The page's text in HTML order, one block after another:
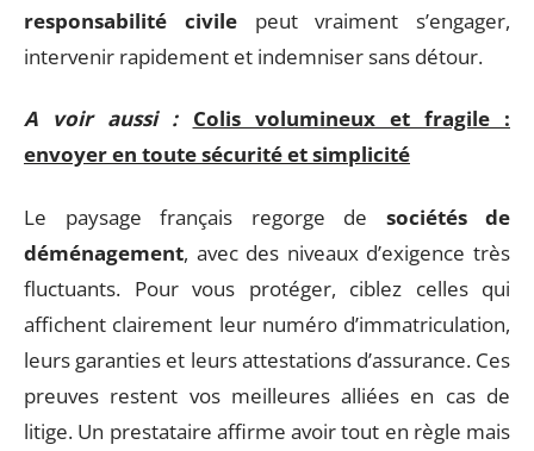
responsabilité civilepeut vraiment s’engager,
intervenir rapidement et indemniser sans détour.
A voir aussi : Colis volumineux et fragile :
envoyer en toute sécurité et simplicité
Le paysage français regorge de sociétés de
déménagement, avec des niveaux d’exigence très
fluctuants. Pour vous protéger, ciblez celles qui
affichent clairement leur numéro d’immatriculation,
leurs garanties et leurs attestations d’assurance. Ces
preuves restent vos meilleures alliées en cas de
litige. Un prestataire affirme avoir tout en règle mais